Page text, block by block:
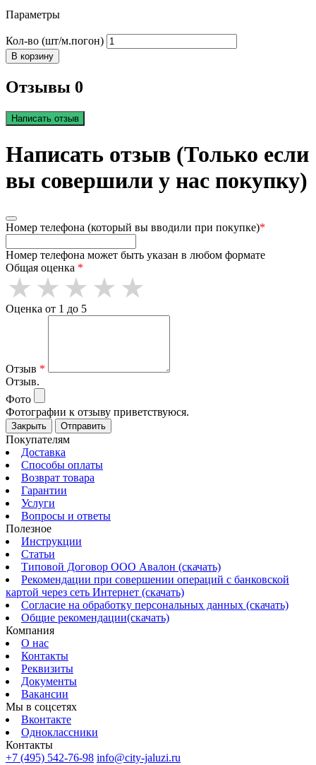
Параметры
Кол-во (шт/м.погон)
В корзину
Отзывы 0
Написать отзыв
Написать отзыв (Только если
вы совершили у нас покупку)
Номер телефона (который вы вводили при покупке)*
Номер телефона может быть указан в любом формате
Общая оценка *
Оценка от 1 до 5
Отзыв *
Отзыв.
Фото
Фотографии к отзыву приветствуюся.
Закрыть Отправить
Покупателям
Доставка
Способы оплаты
Возврат товара
Гарантии
Услуги
Вопросы и ответы
Полезное
Инструкции
Статьи
Типовой Договор ООО Авалон (скачать)
Рекомендации при совершении операций с банковской
картой через сеть Интернет (скачать)
Согласие на обработку персональных данных (скачать)
Общие рекомендации(скачать)
Компания
О нас
Контакты
Реквизиты
Документы
Вакансии
Мы в соцсетях
Вконтакте
Одноклассники
Контакты
+7 (495) 542-76-98 info@city-jaluzi.ru